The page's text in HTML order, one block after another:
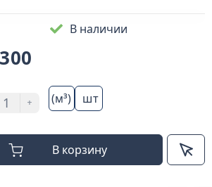
В наличии
+ (м³) шт
В корзину